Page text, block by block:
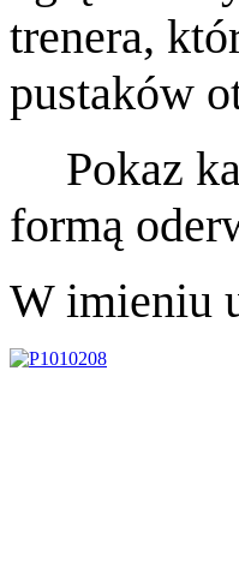
trenera,
pustaków
Pokaz
formą
W imieniu